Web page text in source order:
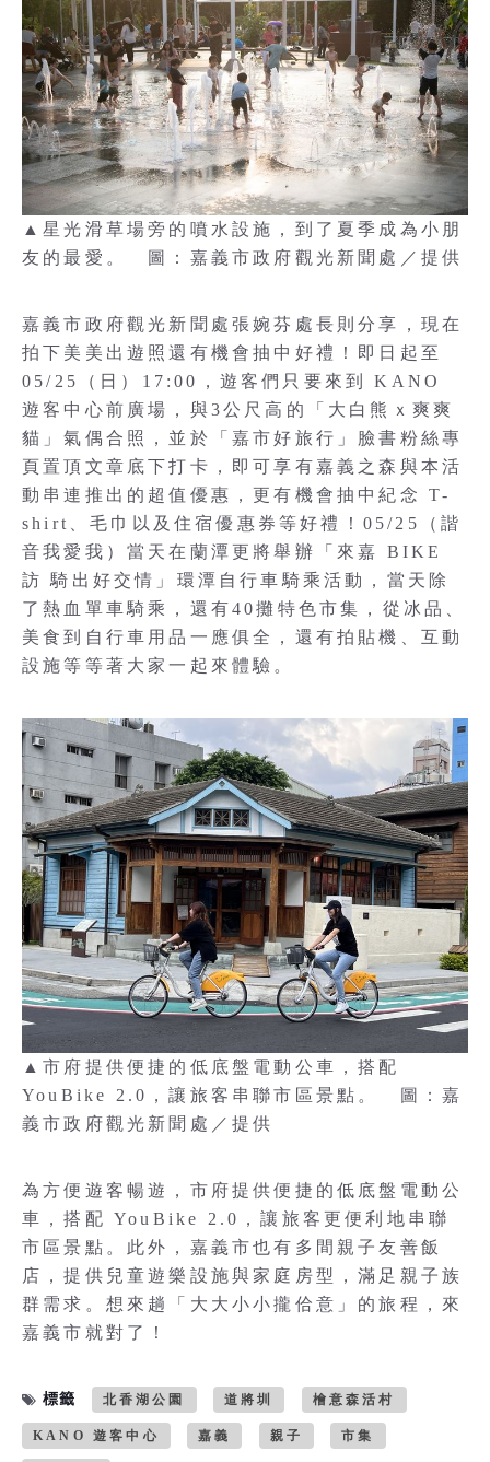
▲星光滑草場旁的噴水設施，到了夏季成為小朋
友的最愛。 圖：嘉義市政府觀光新聞處／提供
嘉義市政府觀光新聞處張婉芬處長則分享，現在
拍下美美出遊照還有機會抽中好禮！即日起至
05/25（日）17:00，遊客們只要來到 KANO
遊客中心前廣場，與3公尺高的「大白熊ｘ爽爽
貓」氣偶合照，並於「嘉市好旅行」臉書粉絲專
頁置頂文章底下打卡，即可享有嘉義之森與本活
動串連推出的超值優惠，更有機會抽中紀念 T-
shirt、毛巾以及住宿優惠券等好禮！05/25（諧
音我愛我）當天在蘭潭更將舉辦「來嘉 BIKE
訪 騎出好交情」環潭自行車騎乘活動，當天除
了熱血單車騎乘，還有40攤特色市集，從冰品、
美食到自行車用品一應俱全，還有拍貼機、互動
設施等等著大家一起來體驗。
▲市府提供便捷的低底盤電動公車，搭配
YouBike 2.0，讓旅客串聯市區景點。 圖：嘉
義市政府觀光新聞處／提供
為方便遊客暢遊，市府提供便捷的低底盤電動公
車，搭配 YouBike 2.0，讓旅客更便利地串聯
市區景點。此外，嘉義市也有多間親子友善飯
店，提供兒童遊樂設施與家庭房型，滿足親子族
群需求。想來趟「大大小小攏佮意」的旅程，來
嘉義市就對了！
標籤 北香湖公園 道將圳 檜意森活村
KANO 遊客中心 嘉義 親子 市集